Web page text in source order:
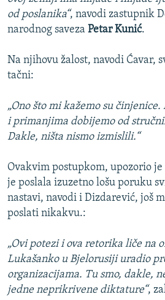
od poslanika“, navodi zastupnik
narodnog saveza Petar Kunić.
Na njihovu žalost, navodi Ćavar,
tačni:
„Ono što mi kažemo su
i primanjima dobijemo od
Dakle, ništa nismo izmislili.“
Ovakvim postupkom, upozorio
je poslala izuzetno lošu poruku
nastavi, navodi i Dizdarević, još
poslati nikakvu.:
„Ovi potezi i ova retorika liče na
Lukašanko u Bjelorusiji uradio
organizacijama. Tu smo, dakle,
jedne neprikrivene diktature“,